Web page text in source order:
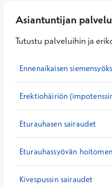
Asiantuntijan
Tutustu palveluihin ja
Ennenaikaisen
Erektiohäiriön
Eturauhasen sairaudet
Eturauhassyövän
Kivespussin sairaudet